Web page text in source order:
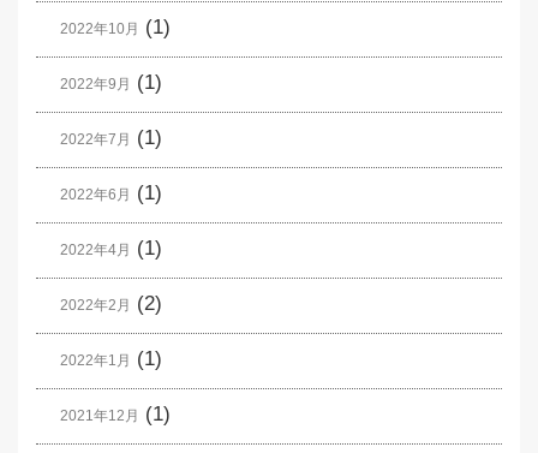
2022年10月 (1)
2022年9月 (1)
2022年7月 (1)
2022年6月 (1)
2022年4月 (1)
2022年2月 (2)
2022年1月 (1)
2021年12月 (1)